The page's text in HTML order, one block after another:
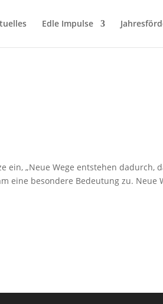
Edle Impulse
„Neue Wege entstehen dadurch,
eine besondere Bedeutung zu. Neue